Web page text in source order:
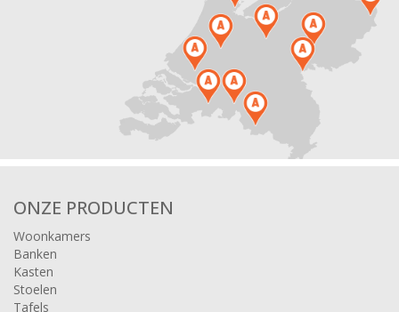
ONZE PRODUCTEN
Woonkamers
Banken
Kasten
Stoelen
Tafels